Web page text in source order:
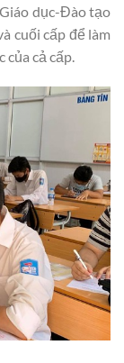
dục-Đào tạo
cuối cấp để làm
cả cấp.